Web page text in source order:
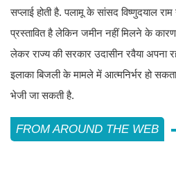
सप्लाई होती है. पलामू के सांसद विष्णुदयाल
प्रस्तावित है लेकिन जमीन नहीं मिलने के कारण
लेकर राज्य की सरकार उदासीन रवैया अपना
इलाका बिजली के मामले में आत्मनिर्भर हो
भेजी जा सकती है.
FROM AROUND THE WEB